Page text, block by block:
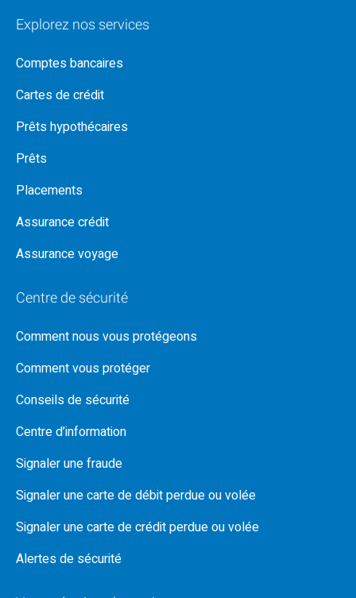
Explorez nos services
Comptes bancaires
Cartes de crédit
Prêts hypothécaires
Prêts
Placements
Assurance crédit
Assurance voyage
Centre de sécurité
Comment nous vous protégeons
Comment vous protéger
Conseils de sécurité
Centre d’information
Signaler une fraude
Signaler une carte de débit perdue ou volée
Signaler une carte de crédit perdue ou volée
Alertes de sécurité